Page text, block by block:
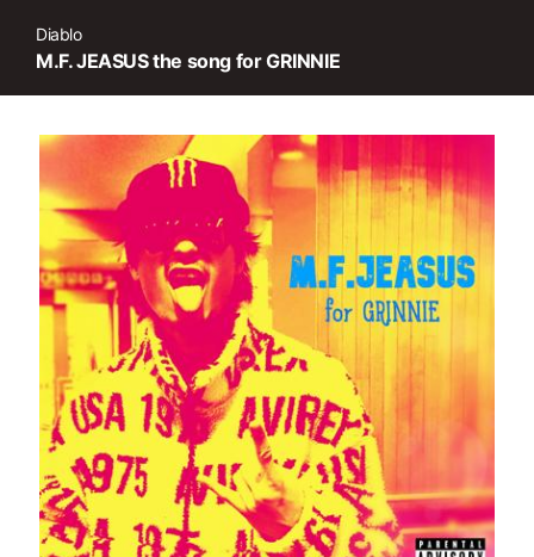
M.F. JEASUS the song for GRINNIE
Diablo